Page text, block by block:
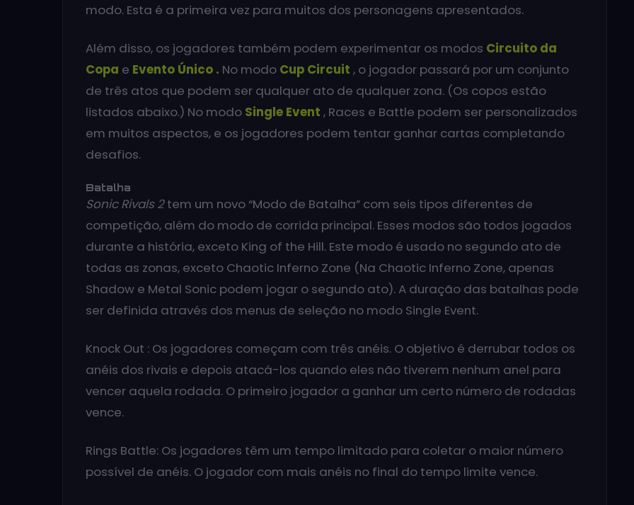
modo. Esta é a primeira vez para muitos dos personagens apresentados.
Além disso, os jogadores também podem experimentar os modos Circuito da
Copa e Evento Único . No modo Cup Circuit , o jogador passará por um conjunto
de três atos que podem ser qualquer ato de qualquer zona. (Os copos estão
listados abaixo.) No modo Single Event , Races e Battle podem ser personalizados
em muitos aspectos, e os jogadores podem tentar ganhar cartas completando
desafios.
Batalha
Sonic Rivals 2tem um novo “Modo de Batalha” com seis tipos diferentes de
competição, além do modo de corrida principal. Esses modos são todos jogados
durante a história, exceto King of the Hill. Este modo é usado no segundo ato de
todas as zonas, exceto Chaotic Inferno Zone (Na Chaotic Inferno Zone, apenas
Shadow e Metal Sonic podem jogar o segundo ato). A duração das batalhas pode
ser definida através dos menus de seleção no modo Single Event.
Knock Out : Os jogadores começam com três anéis. O objetivo é derrubar todos os
anéis dos rivais e depois atacá-los quando eles não tiverem nenhum anel para
vencer aquela rodada. O primeiro jogador a ganhar um certo número de rodadas
vence.
Rings Battle: Os jogadores têm um tempo limitado para coletar o maior número
possível de anéis. O jogador com mais anéis no final do tempo limite vence.